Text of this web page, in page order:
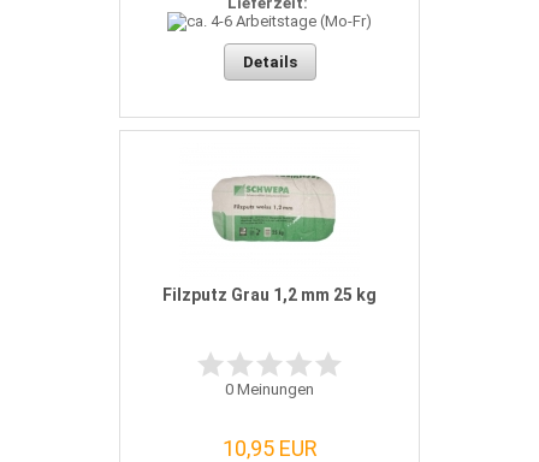
Details
Filzputz Grau 1,2 mm 25 kg
0 Meinungen
10,95 EUR